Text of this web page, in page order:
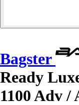
Bagster
Ready
1100 Adv /